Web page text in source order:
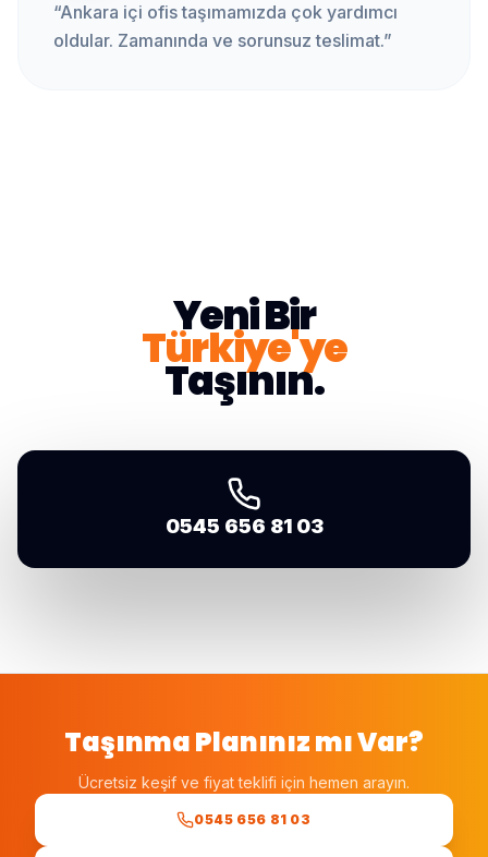
“Ankara içi ofis taşımamızda çok yardımcı
oldular. Zamanında ve sorunsuz teslimat.”
Yeni Bir
Türkiye'ye
Taşının.
0545 656 81 03
Taşınma Planınız mı Var?
Ücretsiz keşif ve fiyat teklifi için hemen arayın.
0545 656 81 03